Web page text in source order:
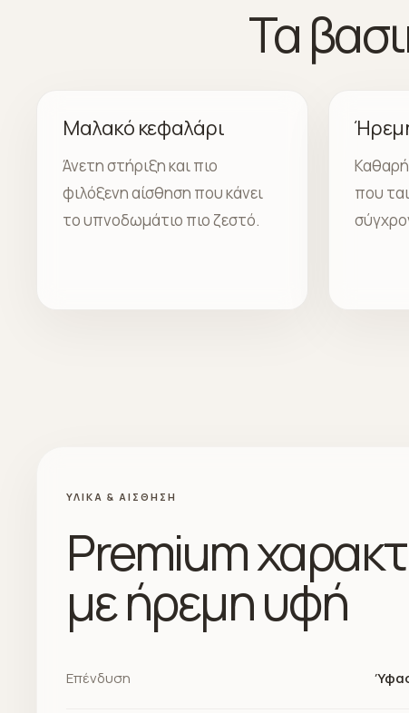
Τα
Μαλακό κεφαλάρι
Άνετη στήριξη και πιο
φιλόξενη αίσθηση που κάνει
το υπνοδωμάτιο πιο ζεστό.
που
ΥΛΙΚΆ & ΑΊΣΘΗΣΗ
Premium
με ήρεμη υφή
Επένδυση